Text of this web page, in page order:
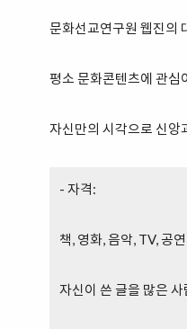
문화선교연구원 웹진의
평소 문화콘텐츠에 관심
자신만의 시각으로 신앙
- 자격:
책, 영화, 음악, TV, 공
자신이 쓴 글을 많은